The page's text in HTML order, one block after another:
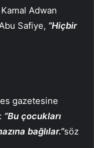
Adwan
Safiye, “Hiçbir
gazetesine
“Bu çocukları
bağlılar.”söz